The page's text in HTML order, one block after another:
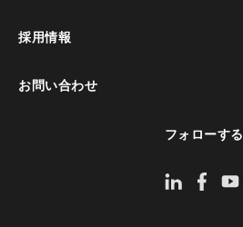
採用情報
お問い合わせ
フォローする